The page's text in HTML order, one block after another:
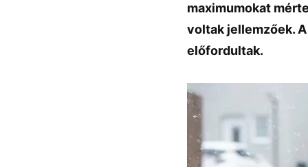
maximumokat
voltak jellemzőek.
előfordultak.